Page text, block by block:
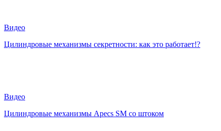
Видео
Цилиндровые механизмы секретности: как это работает!?
Видео
Цилиндровые механизмы Apecs SM со штоком